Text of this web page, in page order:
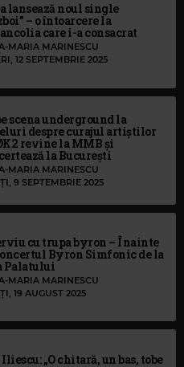
lansează noul single
– o întoarcere la
care i-a consacrat
MARIA MARINESCU
12 SEPTEMBRIE 2025
scena underground la
despre curajul artiștilor
revine la MMB și
la București
MARIA MARINESCU
9 SEPTEMBRIE 2025
cu trupa byron – Înainte
Byron Simfonic de la
Palatului
MARIA MARINESCU
19 AUGUST 2025
Iliescu: „O chitară, un bas, tobe